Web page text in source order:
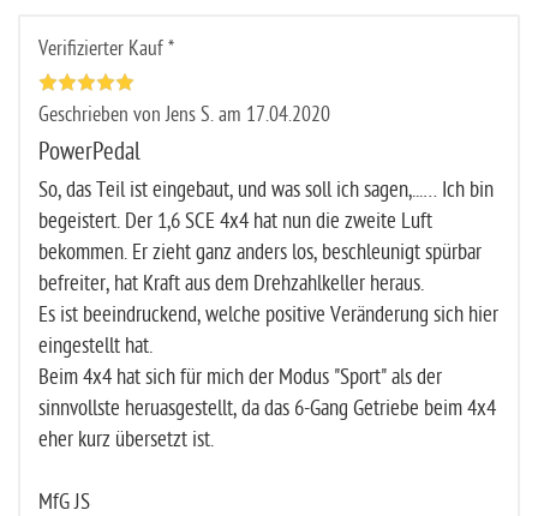
Verifizierter Kauf *
Geschrieben von Jens S. am 17.04.2020
PowerPedal
So, das Teil ist eingebaut, und was soll ich sagen,...… Ich bin
begeistert. Der 1,6 SCE 4x4 hat nun die zweite Luft
bekommen. Er zieht ganz anders los, beschleunigt spürbar
befreiter, hat Kraft aus dem Drehzahlkeller heraus.
Es ist beeindruckend, welche positive Veränderung sich hier
eingestellt hat.
Beim 4x4 hat sich für mich der Modus "Sport" als der
sinnvollste heruasgestellt, da das 6-Gang Getriebe beim 4x4
eher kurz übersetzt ist.
MfG JS